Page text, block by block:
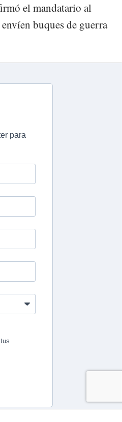
el mandatario al
buques de guerra